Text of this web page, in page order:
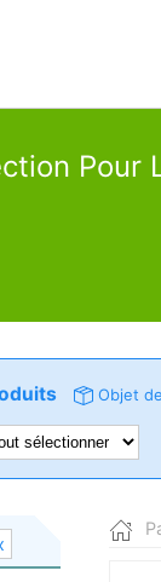
Pour
Objet